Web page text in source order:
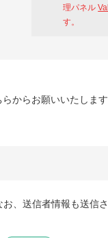
理パネル
す。
からお願いいたします
、送信者情報も送信さ